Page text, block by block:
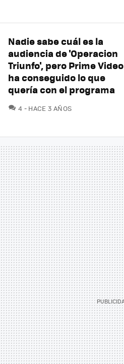
Nadie sabe cuál es la
audiencia de 'Operacion
Triunfo', pero Prime Video
ha conseguido lo que
quería con el programa
4 COMENTARIOS
HACE 3 AÑOS